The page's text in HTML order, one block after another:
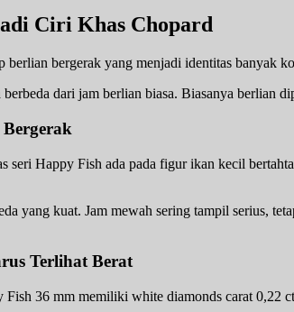
Ciri Khas Chopard
berlian bergerak yang menjadi identitas banyak
berbeda dari jam berlian biasa. Biasanya berlian
seri Happy Fish ada pada figur ikan kecil
yang kuat. Jam mewah sering tampil serius,
Terlihat Berat
Fish 36 mm memiliki white diamonds carat 0,22